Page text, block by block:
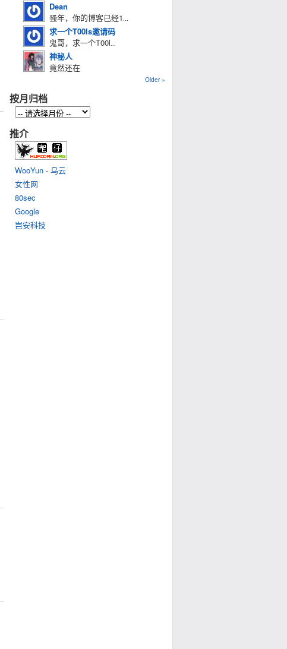
Dean
骚年，你的博客已经1...
求一个T00ls邀请码
鬼哥，求一个T00l...
神秘人
竟然还在
Older »
按月归档
推介
WooYun - 乌云
女性网
80sec
Google
岂安科技